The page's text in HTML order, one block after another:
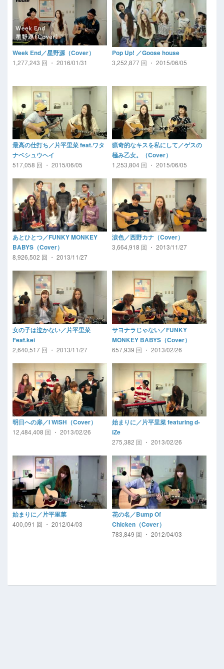
Week End／星野源（Cover）
1,277,243 回 ・ 2016/01/31
Pop Up! ／Goose house
3,252,877 回 ・ 2015/06/05
最高の仕打ち／片平里菜 feat.ワタ
ナベシュウヘイ
517,058 回 ・ 2015/06/05
猟奇的なキスを私にして／ゲスの
極み乙女。（Cover）
1,253,804 回 ・ 2015/06/05
あとひとつ／FUNKY MONKEY
BABYS（Cover）
8,926,502 回 ・ 2013/11/27
涙色／西野カナ（Cover）
3,664,918 回 ・ 2013/11/27
女の子は泣かない／片平里菜
Feat.kei
2,640,517 回 ・ 2013/11/27
サヨナラじゃない／FUNKY
MONKEY BABYS（Cover）
657,939 回 ・ 2013/02/26
明日への扉／I WiSH（Cover）
12,484,408 回 ・ 2013/02/26
始まりに／片平里菜 featuring d-
iZe
275,382 回 ・ 2013/02/26
始まりに／片平里菜
400,091 回 ・ 2012/04/03
花の名／Bump Of
Chicken（Cover）
783,849 回 ・ 2012/04/03